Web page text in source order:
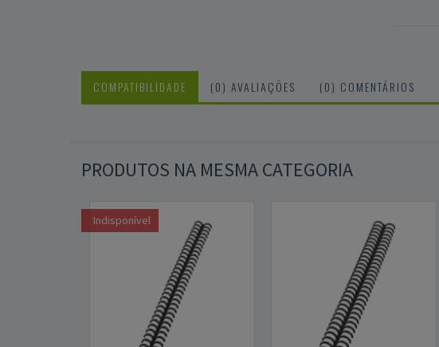
COMPATIBILIDADE (0) AVALIAÇÕES (0) COMENTÁRIOS
PRODUTOS NA MESMA CATEGORIA
Indisponível